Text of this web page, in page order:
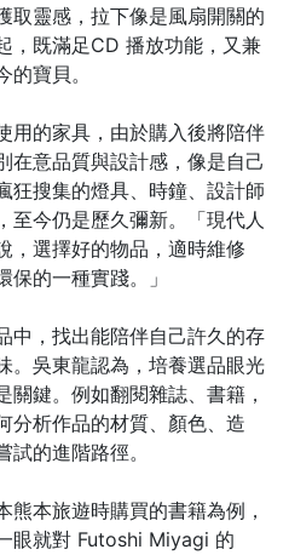
取靈感，拉下像是風扇開關的
，既滿足CD 播放功能，又兼
寶貝。
用的家具，由於購入後將陪伴
在意品質與設計感，像是自己
狂搜集的燈具、時鐘、設計師
至今仍是歷久彌新。「現代人
，選擇好的物品，適時維修
的一種實踐。」
中，找出能陪伴自己許久的存
。吳東龍認為，培養選品眼光
鍵。例如翻閱雜誌、書籍，
分析作品的材質、顏色、造
的進階路徑。
本旅遊時購買的書籍為例，
眼就對 Futoshi Miyagi 的